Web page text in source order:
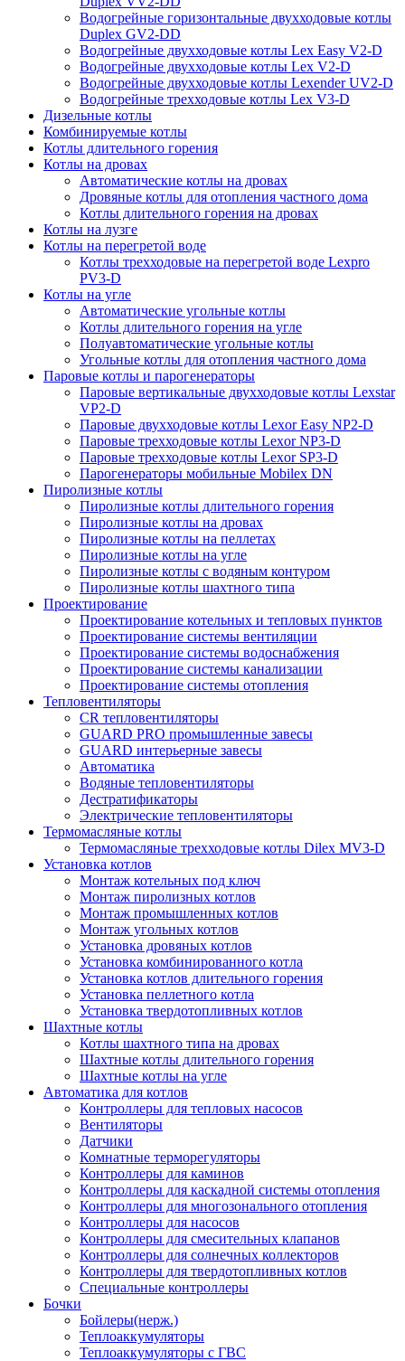
Водогрейные горизонтальные двухходовые котлы
Duplex GV2-DD
Водогрейные двухходовые котлы Lex Easy V2-D
Водогрейные двухходовые котлы Lex V2-D
Водогрейные двухходовые котлы Lexender UV2-D
Водогрейные трехходовые котлы Lex V3-D
Дизельные котлы
Комбинируемые котлы
Котлы длительного горения
Котлы на дровах
Автоматические котлы на дровах
Дровяные котлы для отопления частного дома
Котлы длительного горения на дровах
Котлы на лузге
Котлы на перегретой воде
Котлы трехходовые на перегретой воде Lexpro
PV3-D
Котлы на угле
Автоматические угольные котлы
Котлы длительного горения на угле
Полуавтоматические угольные котлы
Угольные котлы для отопления частного дома
Паровые котлы и парогенераторы
Паровые вертикальные двухходовые котлы Lexstar
VP2-D
Паровые двухходовые котлы Lexor Easy NP2-D
Паровые трехходовые котлы Lexor NP3-D
Паровые трехходовые котлы Lexor SP3-D
Парогенераторы мобильные Mobilex DN
Пиролизные котлы
Пиролизные котлы длительного горения
Пиролизные котлы на дровах
Пиролизные котлы на пеллетах
Пиролизные котлы на угле
Пиролизные котлы с водяным контуром
Пиролизные котлы шахтного типа
Проектирование
Проектирование котельных и тепловых пунктов
Проектирование системы вентиляции
Проектирование системы водоснабжения
Проектирование системы канализации
Проектирование системы отопления
Тепловентиляторы
CR тепловентиляторы
GUARD PRO промышленные завесы
GUARD интерьерные завесы
Автоматика
Водяные тепловентиляторы
Дестратификаторы
Электрические тепловентиляторы
Термомасляные котлы
Термомасляные трехходовые котлы Dilex MV3-D
Установка котлов
Монтаж котельных под ключ
Монтаж пиролизных котлов
Монтаж промышленных котлов
Монтаж угольных котлов
Установка дровяных котлов
Установка комбинированного котла
Установка котлов длительного горения
Установка пеллетного котла
Установка твердотопливных котлов
Шахтные котлы
Котлы шахтного типа на дровах
Шахтные котлы длительного горения
Шахтные котлы на угле
Автоматика для котлов
Контроллеры для тепловых насосов
Вентиляторы
Датчики
Комнатные терморегуляторы
Контроллеры для каминов
Контроллеры для каскадной системы отопления
Контроллеры для многозонального отопления
Контроллеры для насосов
Контроллеры для смесительных клапанов
Контроллеры для солнечных коллекторов
Контроллеры для твердотопливных котлов
Специальные контроллеры
Бочки
Бойлеры(нерж.)
Теплоаккумуляторы
Теплоаккумуляторы с ГВС